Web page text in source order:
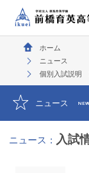
ホーム
ニュース
個別入試説明
ニュース
ニュース： 入試